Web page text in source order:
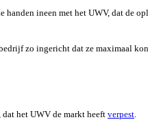
handen ineen met het UWV, dat de
zo ingericht dat ze maximaal
het UWV de markt heeft verpest